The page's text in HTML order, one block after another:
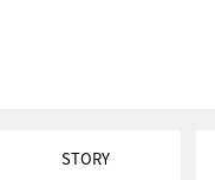
STORY